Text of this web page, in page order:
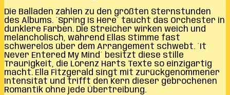
Die Balladen zählen zu den größten Sternstunden
des Albums. ´Spring Is Here´ taucht das Orchester in
dunklere Farben. Die Streicher wirken weich und
melancholisch, während Ellas Stimme fast
schwerelos über dem Arrangement schwebt. ´It
Never Entered My Mind´ besitzt diese stille
Traurigkeit, die Lorenz Harts Texte so einzigartig
macht. Ella Fitzgerald singt mit zurückgenommener
Intensität und trifft den Kern dieser gebrochenen
Romantik ohne jede Übertreibung.